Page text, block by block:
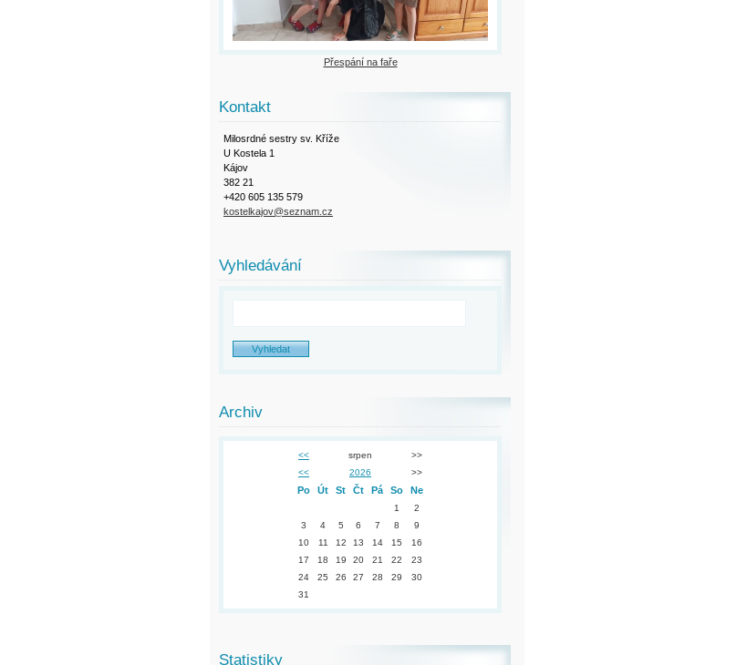
Přespání na faře
Kontakt
Milosrdné sestry sv. Kříže
U Kostela 1
Kájov
382 21
+420 605 135 579
kostelkajov@seznam.cz
Vyhledávání
Archiv
<< srpen
>>
<<
2026 >>
Po Út St Čt Pá So Ne
1
2
3
4 5 6 7 8
9
10
11 12 13 14 15
16
17
18 19 20 21 22
23
24
25 26 27 28 29
30
31
Statistiky